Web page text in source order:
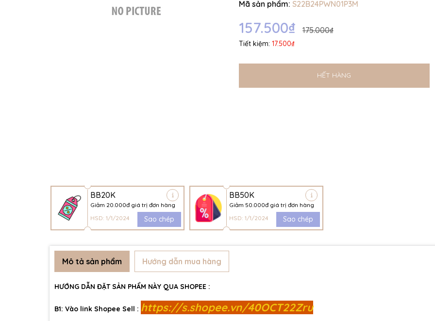
Mã sản phẩm: S22B24PWN01P3M
157.500₫ 175.000₫
Tiết kiệm: 17.500₫
HẾT HÀNG
BB20K
Giảm 20.000đ giá trị đơn hàng
HSD: 1/1/2024
Sao chép
BB50K
Giảm 50.000đ giá trị đơn hàng
HSD: 1/1/2024
Sao chép
Ngày hết hạn:
Điều kiện:
Mô tả sản phẩm Hướng dẫn mua hàng
HƯỚNG DẪN ĐẶT SẢN PHẨM NÀY QUA SHOPEE :
B1: Vào link Shopee Sell : https://s.shopee.vn/40OCT22Zru